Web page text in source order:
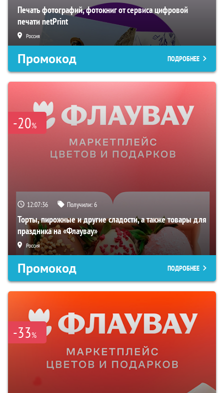
Печать фотографий, фотокниг от сервиса цифровой
печати netPrint
Россия
Промокод ПОДРОБНЕЕ
-20%
12:07:35 Получили:6
Торты, пирожные и другие сладости, а также товары для
праздника на «Флаувау»
Россия
Промокод ПОДРОБНЕЕ
-33%